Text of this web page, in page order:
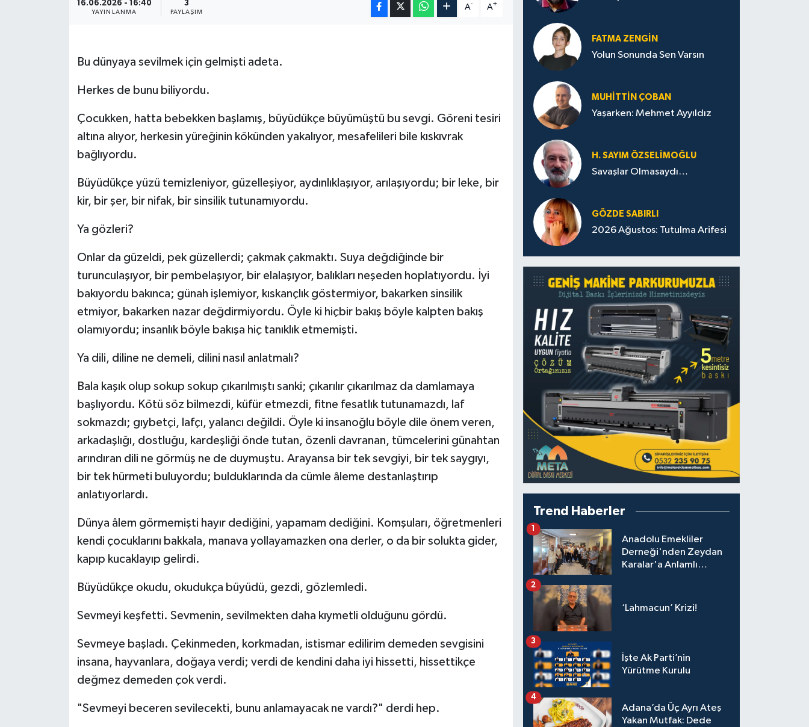
16.06.2026 - 16:40
YAYINLANMA
3
PAYLAŞIM
A- A+
Bu dünyaya sevilmek için gelmişti adeta.
Herkes de bunu biliyordu.
Çocukken, hatta bebekken başlamış, büyüdükçe büyümüştü bu sevgi. Göreni tesiri
altına alıyor, herkesin yüreğinin kökünden yakalıyor, mesafelileri bile kıskıvrak
bağlıyordu.
Büyüdükçe yüzü temizleniyor, güzelleşiyor, aydınlıklaşıyor, arılaşıyordu; bir leke, bir
kir, bir şer, bir nifak, bir sinsilik tutunamıyordu.
Ya gözleri?
Onlar da güzeldi, pek güzellerdi; çakmak çakmaktı. Suya değdiğinde bir
turunculaşıyor, bir pembelaşıyor, bir elalaşıyor, balıkları neşeden hoplatıyordu. İyi
bakıyordu bakınca; günah işlemiyor, kıskançlık göstermiyor, bakarken sinsilik
etmiyor, bakarken nazar değdirmiyordu. Öyle ki hiçbir bakış böyle kalpten bakış
olamıyordu; insanlık böyle bakışa hiç tanıklık etmemişti.
Ya dili, diline ne demeli, dilini nasıl anlatmalı?
Bala kaşık olup sokup sokup çıkarılmıştı sanki; çıkarılır çıkarılmaz da damlamaya
başlıyordu. Kötü söz bilmezdi, küfür etmezdi, fitne fesatlık tutunamazdı, laf
sokmazdı; gıybetçi, lafçı, yalancı değildi. Öyle ki insanoğlu böyle dile önem veren,
arkadaşlığı, dostluğu, kardeşliği önde tutan, özenli davranan, tümcelerini günahtan
arındıran dili ne görmüş ne de duymuştu. Arayansa bir tek sevgiyi, bir tek saygıyı,
bir tek hürmeti buluyordu; bulduklarında da cümle âleme destanlaştırıp
anlatıyorlardı.
Dünya âlem görmemişti hayır dediğini, yapamam dediğini. Komşuları, öğretmenleri
kendi çocuklarını bakkala, manava yollayamazken ona derler, o da bir solukta gider,
kapıp kucaklayıp gelirdi.
Büyüdükçe okudu, okudukça büyüdü, gezdi, gözlemledi.
Sevmeyi keşfetti. Sevmenin, sevilmekten daha kıymetli olduğunu gördü.
Sevmeye başladı. Çekinmeden, korkmadan, istismar edilirim demeden sevgisini
insana, hayvanlara, doğaya verdi; verdi de kendini daha iyi hissetti, hissettikçe
değmez demeden çok verdi.
"Sevmeyi beceren sevilecekti, bunu anlamayacak ne vardı?" derdi hep.
FATMA ZENGIN
Yolun Sonunda Sen Varsın
MUHITTIN ÇOBAN
Yaşarken: Mehmet Ayyıldız
H. SAYIM ÖZSELİMOĞLU
Savaşlar Olmasaydı…
GÖZDE SABIRLI
2026 Ağustos: Tutulma Arifesi
Trend Haberler
Anadolu Emekliler
Derneği'nden Zeydan
Karalar'a Anlamlı
1
‘Lahmacun’ Krizi!
2
İşte Ak Parti’nin
Yürütme Kurulu
3
Adana’da Üç Ayrı Ateş
Yakan Mutfak: Dede
4